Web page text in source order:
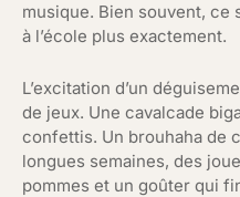
musique. Bien souvent, ce
à l’école plus exactement.
L’excitation d’un
de jeux. Une cavalcade
confettis. Un brouhaha de
longues semaines, des
pommes et un goûter qui